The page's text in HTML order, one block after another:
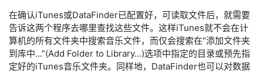
在确认iTunes或DataFinder已配置好，可读取文件后，就需要
告诉这两个程序去哪里查找这些文件。这样iTunes就不会在计
算机的所有文件夹中搜索音乐文件，而仅会搜索在“添加文件夹
到库中...”(Add Folder to Library...)选项中指定的目录或预先指
定好的iTunes音乐文件夹。同样地，DataFinder也可以对数据